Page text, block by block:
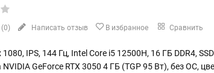
0) Написать отзыв В избранное Сравнить
IPS, 144 Гц, Intel Core i5 12500H, 16 ГБ DDR4,
NVIDIA GeForce RTX 3050 4 ГБ (TGP 95 Вт), без ОС,